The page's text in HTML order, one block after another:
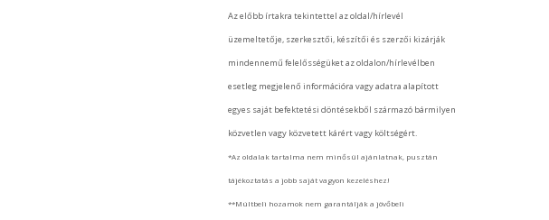
Az előbb írtakra tekintettel az oldal/hírlevél
üzemeltetője, szerkesztői, készítői és szerzői kizárják
mindennemű felelősségüket az oldalon/hírlevélben
esetleg megjelenő információra vagy adatra alapított
egyes saját befektetési döntésekből származó bármilyen
közvetlen vagy közvetett kárért vagy költségért.
*Az oldalak tartalma nem minősül ajánlatnak, pusztán
tájékoztatás a jobb saját vagyon kezeléshez!
**Múltbeli hozamok nem garantálják a jövőbeli